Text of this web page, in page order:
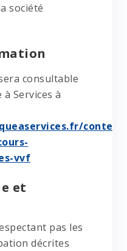
société
consultable
Services à
vvf
et
pas les
décrites